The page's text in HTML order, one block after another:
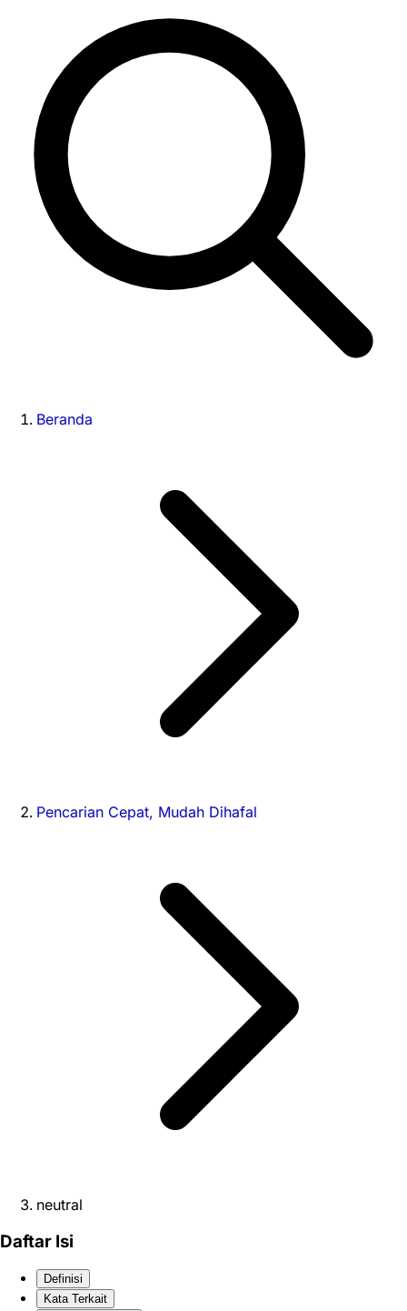
Beranda
Pencarian Cepat, Mudah Dihafal
neutral
Daftar Isi
Definisi
Kata Terkait